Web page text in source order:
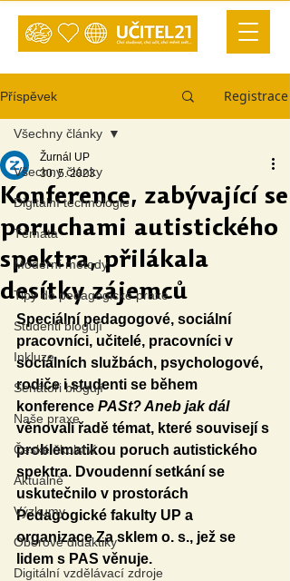
Příspěvek Registrace
Všechny články
Digitální technologie
Témata
Moderní metody
Tipy do pedagogické praxe
Studenti blogují
Inkluze
Senátoři blogují
Naše praxe
České školství
Aktuálně
Výzkumy
Oborové didaktiky
Digitální vzdělávací zdroje
Všechny články
Konference, zabývající se
poruchami autistického
spektra, přilákala
desítky zájemců
Žurnál UP
30. 5. 2023
Speciální pedagogové, sociální
pracovníci, učitelé, pracovníci v
sociálních službách, psychologové,
rodiče i studenti se během
konference PASt? Aneb jak dál
věnovali řadě témat, které souvisejí s
problematikou poruch autistického
spektra. Dvoudenní setkání se
uskutečnilo v prostorách
Pedagogické fakulty UP a
organizace Za sklem o. s., jež se
lidem s PAS věnuje.